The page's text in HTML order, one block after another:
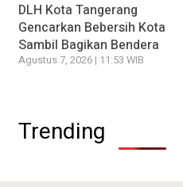
DLH Kota Tangerang
Gencarkan Bebersih Kota
Sambil Bagikan Bendera
Agustus 7, 2026 | 11:53 WIB
Trending